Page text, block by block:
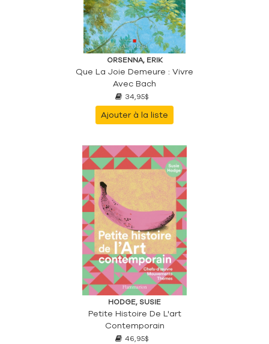
ORSENNA, ERIK
Que La Joie Demeure : Vivre
Avec Bach
34,95$
Ajouter à la liste
HODGE, SUSIE
Petite Histoire De L'art
Contemporain
46,95$